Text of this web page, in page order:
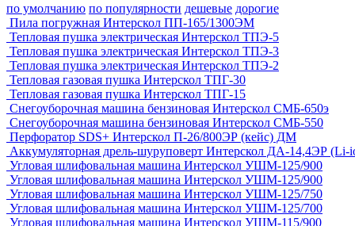
по умолчанию по популярности дешевые дорогие
Пила погружная Интерскол ПП-165/1300ЭМ
Тепловая пушка электрическая Интерскол ТПЭ-5
Тепловая пушка электрическая Интерскол ТПЭ-3
Тепловая пушка электрическая Интерскол ТПЭ-2
Тепловая газовая пушка Интерскол ТПГ-30
Тепловая газовая пушка Интерскол ТПГ-15
Снегоуборочная машина бензиновая Интерскол СМБ-650э
Снегоуборочная машина бензиновая Интерскол СМБ-550
Перфоратор SDS+ Интерскол П-26/800ЭР (кейс) ДМ
Аккумуляторная дрель-шуруповерт Интерскол ДА-14,4ЭР (Li-
Угловая шлифовальная машина Интерскол УШМ-125/900
Угловая шлифовальная машина Интерскол УШМ-125/900
Угловая шлифовальная машина Интерскол УШМ-125/750
Угловая шлифовальная машина Интерскол УШМ-125/700
Угловая шлифовальная машина Интерскол УШМ-115/900